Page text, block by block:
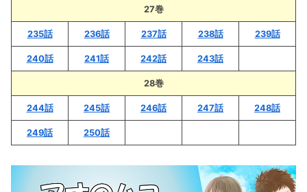
27巻
235話 236話 237話 238話 239話
240話 241話 242話 243話
28巻
244話 245話 246話 247話 248話
249話 250話